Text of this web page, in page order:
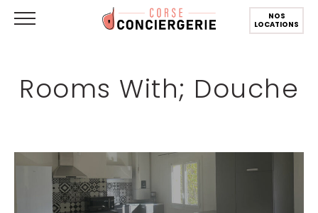
NOS
LOCATIONS
Rooms With; Douche